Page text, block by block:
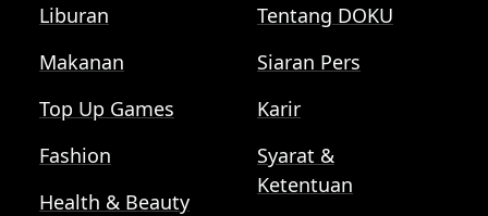
Liburan
Makanan
Top Up Games
Fashion
Health & Beauty
Tentang DOKU
Siaran Pers
Karir
Syarat &
Ketentuan